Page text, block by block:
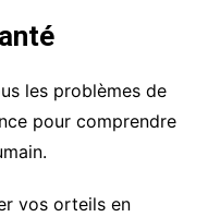
les problèmes de
pour comprendre
vos orteils en